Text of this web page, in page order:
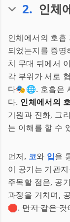
2. 인체
인체에서의 호흡
되었는지를 증
치 무대 뒤에서
각 부위가 서로
다🎭🌐. 호흡은
다. 인체에서의
기원과 진화, 그
는 이해를 할 수
먼저, 코와 입을
이 공기는 기관
주목할 점은, 공
과정을 거치며,
🛑.먼지 같은 것